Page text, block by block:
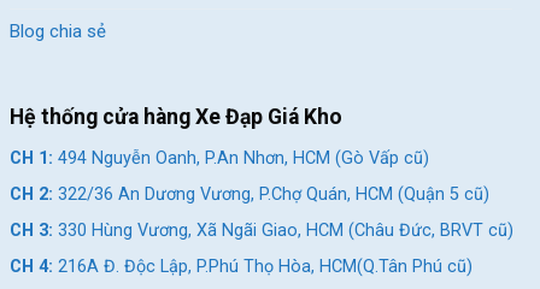
Blog chia sẻ
Hệ thống cửa hàng Xe Đạp Giá Kho
CH 1: 494 Nguyễn Oanh, P.An Nhơn, HCM (Gò Vấp cũ)
CH 2: 322/36 An Dương Vương, P.Chợ Quán, HCM (Quận 5 cũ)
CH 3: 330 Hùng Vương, Xã Ngãi Giao, HCM (Châu Đức, BRVT cũ)
CH 4: 216A Đ. Độc Lập, P.Phú Thọ Hòa, HCM(Q.Tân Phú cũ)